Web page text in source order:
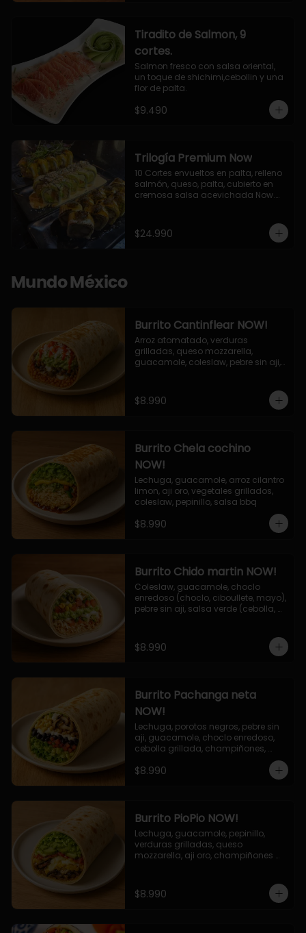
Tiradito de Salmon, 9
cortes.
Salmon fresco con salsa oriental,
un toque de shichimi,cebollin y una
flor de palta.
$9.490
Trilogía Premium Now
10 Cortes envueltos en palta, relleno
salmón, queso, palta, cubierto en
cremosa salsa acevichada Now.
palta, cubierto con topping de
chimichurri de la casa flambeado.
$24.990
Mundo México
Burrito Cantinflear NOW!
Arroz atomatado, verduras
grilladas, queso mozzarella,
guacamole, coleslaw, pebre sin aji,
$8.990
Burrito Chela cochino
NOW!
Lechuga, guacamole, arroz cilantro
limon, aji oro, vegetales grillados,
coleslaw, pepinillo, salsa bbq
$8.990
Burrito Chido martin NOW!
Coleslaw, guacamole, choclo
enredoso (choclo, ciboullete, mayo),
pebre sin aji, salsa verde (cebolla,
$8.990
Burrito Pachanga neta
NOW!
Lechuga, porotos negros, pebre sin
aji, guacamole, choclo enredoso,
cebolla grillada, champiñones,
$8.990
Burrito PioPio NOW!
Lechuga, guacamole, pepinillo,
verduras grilladas, queso
mozzarella, aji oro, champiñones
$8.990